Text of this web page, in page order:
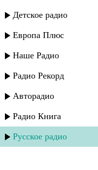
Детское радио
Европа Плюс
Наше Радио
Радио Рекорд
Авторадио
Радио Книга
Русское радио
Хасбулат
Хасбулат
Счастье не в
Хасбулат
Хасбулат
Хасбулат